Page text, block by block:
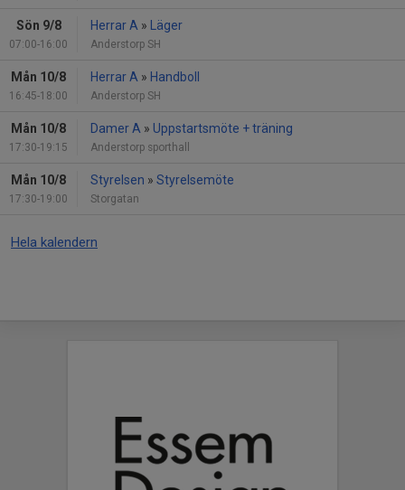
Sön 9/8
07:00-16:00
Herrar A » Läger
Anderstorp SH
Mån 10/8
16:45-18:00
Herrar A » Handboll
Anderstorp SH
Mån 10/8
17:30-19:15
Damer A » Uppstartsmöte + träning
Anderstorp sporthall
Mån 10/8
17:30-19:00
Styrelsen » Styrelsemöte
Storgatan
Hela kalendern